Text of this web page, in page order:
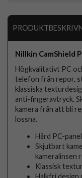
Nillkin CamShield
Högkvalitativt PC
telefon från repor,
klassiska
anti-fingeravtryck.
kamera från att bli
lossna.
Hård PC-
Skjutbart
kameralinsen
Klassisk
Halkfri design